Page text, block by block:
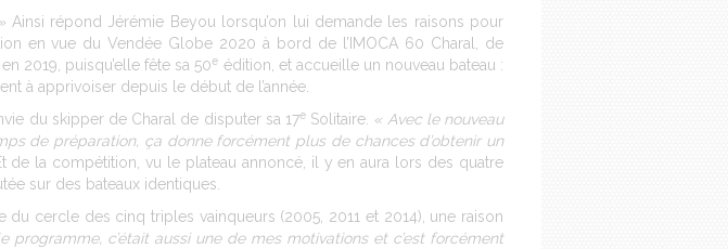
Ainsi répond Jérémie Beyou lorsqu’on lui demande les raisons pour
en vue du Vendée Globe 2020 à bord de l’IMOCA 60 Charal, de
2019, puisqu’elle fête sa 50e édition, et accueille un nouveau bateau :
à apprivoiser depuis le début de l’année.
du skipper de Charal de disputer sa 17eSolitaire. « Avec le nouveau
de préparation, ça donne forcément plus de chances d’obtenir un
de la compétition, vu le plateau annoncé, il y en aura lors des quatre
sur des bateaux identiques.
du cercle des cinq triples vainqueurs (2005, 2011 et 2014), une raison
c’était aussi une de mes motivations et c’est forcément